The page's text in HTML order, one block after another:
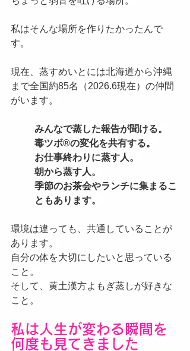
私はそんな場所を作りたかったんで
す。
現在、蒸すめいとには北海道から沖縄
まで全国約85名（2026.6現在）の仲間
がいます。
みんなで蒸した報告が聞ける。
毒ツボ®️の変化を共有する。
お仕事終わりに蒸す人。
朝から蒸す人。
季節のお茶会やランチに集まるこ
ともあります。
環境は違っても、共通していることが
あります。
自分の体を大切にしたいと思っている
こと。
そして、黄土漢方よもぎ蒸しが好きな
こと。
私は人生が変わる瞬間を
何度も見てきました